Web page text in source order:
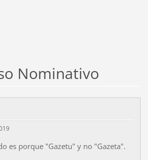
Nominativo
es porque "Gazetu" y no "Gazeta".